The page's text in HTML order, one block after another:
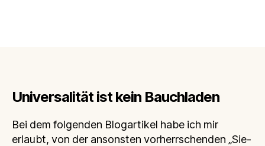
Universalität ist kein Bauchladen
Bei dem folgenden Blogartikel habe ich mir
erlaubt, von der ansonsten vorherrschenden „Sie-